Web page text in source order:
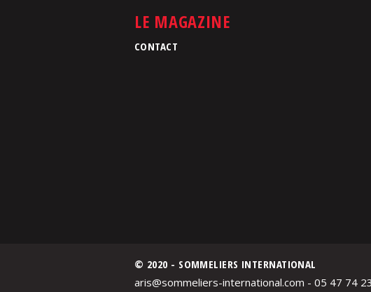
LE MAGAZINE
CONTACT
© 2020 - SOMMELIERS INTERNATIONAL
aris@sommeliers-international.com - 05 47 74